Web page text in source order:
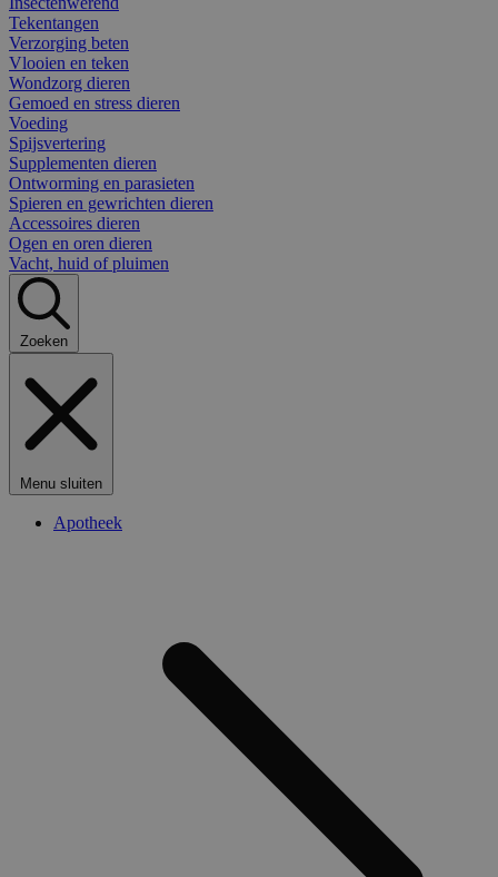
Tekentangen
Verzorging beten
Vlooien en teken
Wondzorg dieren
Gemoed en stress dieren
Voeding
Spijsvertering
Supplementen dieren
Ontworming en parasieten
Spieren en gewrichten dieren
Accessoires dieren
Ogen en oren dieren
Vacht, huid of pluimen
Zoeken
Menu sluiten
Apotheek